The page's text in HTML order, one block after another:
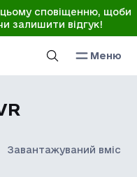
цьому сповіщенню, щоби
залишити відгук!
Меню
Завантажуваний вміст